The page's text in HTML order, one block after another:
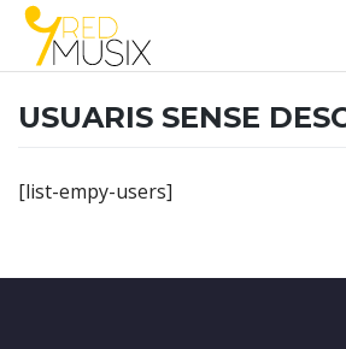
Saltar
contenido
USUARIS SENSE
[list-empy-users]